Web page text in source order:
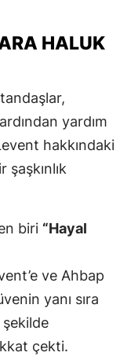
HALUK
yardım
hakkındaki
biri “Hayal
ve Ahbap
yanı sıra
şekilde
çekti.